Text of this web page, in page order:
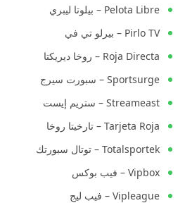
Pelota Libre – بيلوتا ليبري
Pirlo TV – بيرلو تي في
Roja Directa – روخا ديريكتا
Sportsurge – سبورت سيرج
Streameast – ستريم إيست
Tarjeta Roja – تارخيتا روخا
Totalsportek – توتال سبورتك
Vipbox – فيب بوكس
Vipleague – فيب ليج